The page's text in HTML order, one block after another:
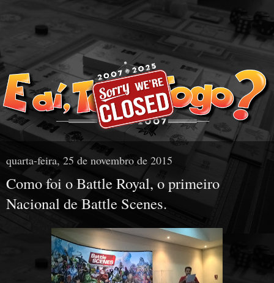
quarta-feira, 25 de novembro de 2015
Como foi o Battle Royal, o primeiro
Nacional de Battle Scenes.